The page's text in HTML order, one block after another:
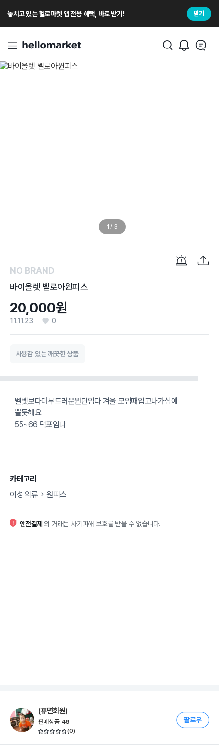
놓치고 있는 헬로마켓 앱 전용 해택, 바로 받기! 받기
1 / 3
NO BRAND
바이올렛 벨로아원피스
20,000원
11.11.23 0
사용감 있는 깨끗한 상품
벨벳보다더부드러운원단임다 겨울 모임때입고나가심예
쁠듯해요
55~66 택포임다
카테고리
여성 의류
원피스
안전결제 외 거래는 사기피해 보호를 받을 수 없습니다.
(휴면회원)
판매상품 46
(0)